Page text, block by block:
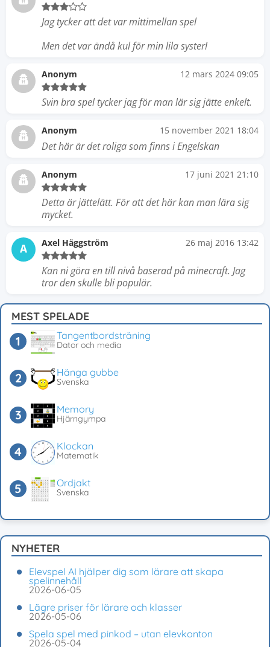
Jag tycker att det var mittimellan spel
Men det var ändå kul för min lila syster!
Anonym 12 mars 2024 09:05
Svin bra spel tycker jag för man lär sig jätte enkelt.
Anonym 15 november 2021 18:04
Det här är det roliga som finns i Engelskan
Anonym 17 juni 2021 21:10
Detta är jättelätt. För att det här kan man lära sig
mycket.
A Axel Häggström 26 maj 2016 13:42
Kan ni göra en till nivå baserad på minecraft. Jag
tror den skulle bli populär.
MEST SPELADE
Tangentbordsträning
Dator och media
Hänga gubbe
Svenska
Memory
Hjärngympa
Klockan
Matematik
Ordjakt
Svenska
NYHETER
Elevspel AI hjälper dig som lärare att skapa
spelinnehåll
2026-06-05
Lägre priser för lärare och klasser
2026-05-06
Spela spel med pinkod – utan elevkonton
2026-05-04